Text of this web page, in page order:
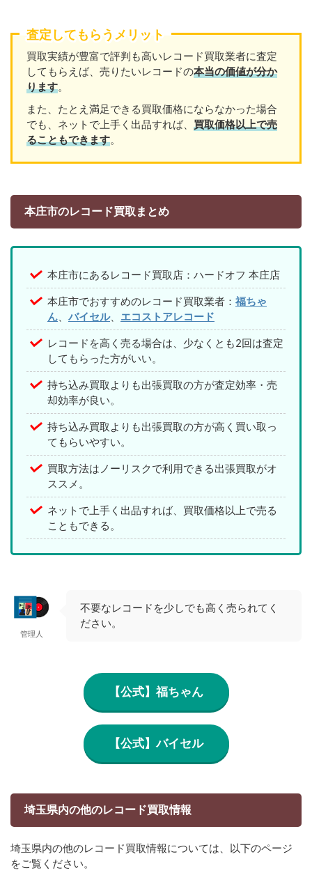
査定してもらうメリット
買取実績が豊富で評判も高いレコード買取業者に査定
してもらえば、売りたいレコードの本当の価値が分か
ります。
また、たとえ満足できる買取価格にならなかった場合
でも、ネットで上手く出品すれば、 買取価格以上で売
ることもできます。
本庄市のレコード買取まとめ
本庄市にあるレコード買取店：ハードオフ 本庄店
本庄市でおすすめのレコード買取業者： 福ちゃ
ん
バイセル、 エコストアレコード
レコードを高く売る場合は、少なくとも2回は査定
してもらった方がいい。
持ち込み買取よりも出張買取の方が査定効率・売
却効率が良い。
持ち込み買取よりも出張買取の方が高く買い取っ
てもらいやすい。
買取方法はノーリスクで利用できる出張買取がオ
ススメ。
ネットで上手く出品すれば、買取価格以上で売る
こともできる。
管理人
不要なレコードを少しでも高く売られてく
ださい。
【公式】福ちゃん
【公式】バイセル
埼玉県内の他のレコード買取情報
埼玉県内の他のレコード買取情報については、以下のページ
をご覧ください。